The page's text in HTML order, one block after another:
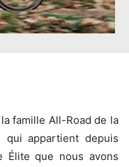
famille All-Road de la
qui appartient depuis
Élite que nous avons